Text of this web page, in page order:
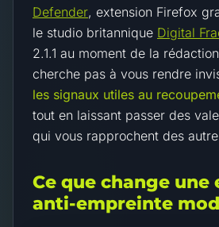
Defender, extension Firefox
le studio britannique Digital
2.1.1 au moment de la
cherche pas à vous rendre
les signaux utiles au
tout en laissant passer des
qui vous rapprochent des
Ce que change une
anti-empreinte